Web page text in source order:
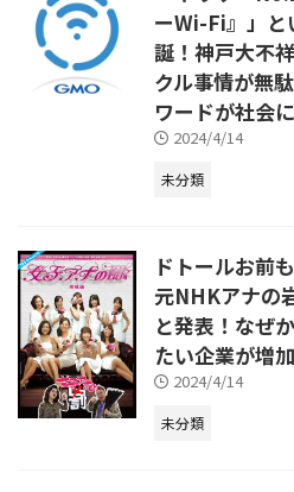
ーWi-Fi』」と
誕！神戸大不
クル事情が無
ワードが社会
2024/4/14
未分類
ドトールお前
元NHKアナの
と発表！なぜ
たい企業が増
2024/4/14
未分類